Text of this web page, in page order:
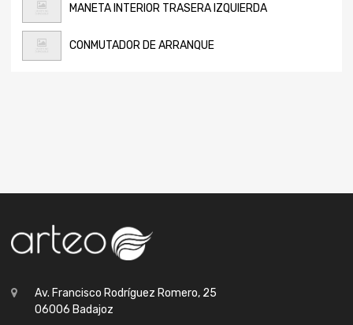
MANETA INTERIOR TRASERA IZQUIERDA
CONMUTADOR DE ARRANQUE
Av. Francisco Rodríguez Romero, 25
06006 Badajoz